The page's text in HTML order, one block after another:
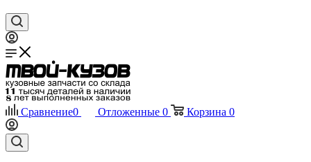
Сравнение0 Отложенные 0 Корзина 0